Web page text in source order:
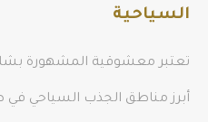
السياحية
تعتبر معشوقية المشهورة
أبرز مناطق الجذب السياحي في